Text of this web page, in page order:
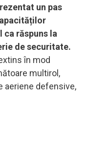
un pas
ca răspuns la
de securitate.
în mod
multirol,
aeriene defensive,